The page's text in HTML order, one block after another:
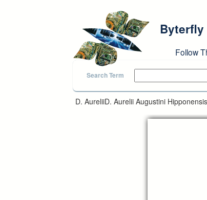
Byterfly
Follow
Search Term
D. AureliiD. Aurelii Augustini